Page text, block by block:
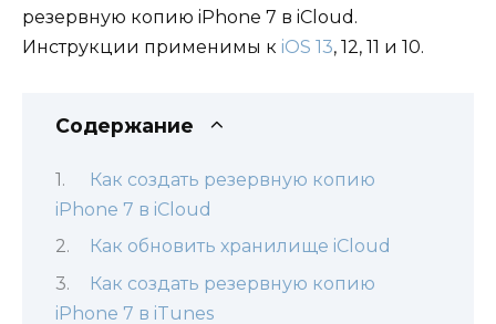
резервную копию iPhone 7 в iCloud.
Инструкции применимы к iOS 13, 12, 11 и 10.
Содержание
Как создать резервную копию
iPhone 7 в iCloud
Как обновить хранилище iCloud
Как создать резервную копию
iPhone 7 в iTunes